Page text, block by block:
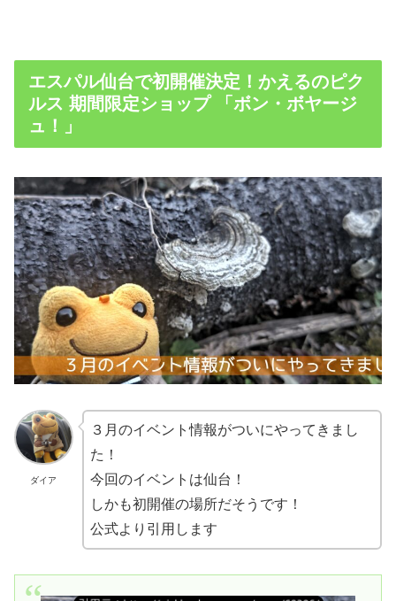
エスパル仙台で初開催決定！かえるのピク
ルス 期間限定ショップ 「ボン・ボヤージ
ュ！」
ダイア
３月のイベント情報がついにやってきまし
た！
今回のイベントは仙台！
しかも初開催の場所だそうです！
公式より引用します